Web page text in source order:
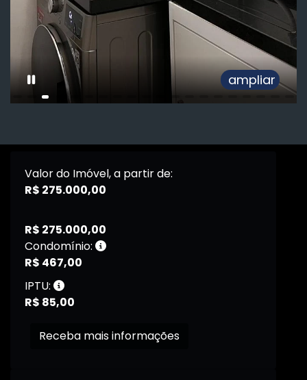
ampliar
Valor do Imóvel, a partir de:
R$ 275.000,00
R$ 275.000,00
Condomínio:
R$ 467,00
IPTU:
R$ 85,00
Receba mais informações